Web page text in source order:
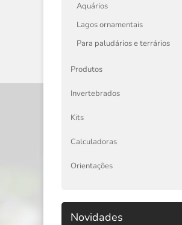
Aquários
Lagos ornamentais
Para paludários e terrários
Produtos
Invertebrados
Kits
Calculadoras
Orientações
Novidades